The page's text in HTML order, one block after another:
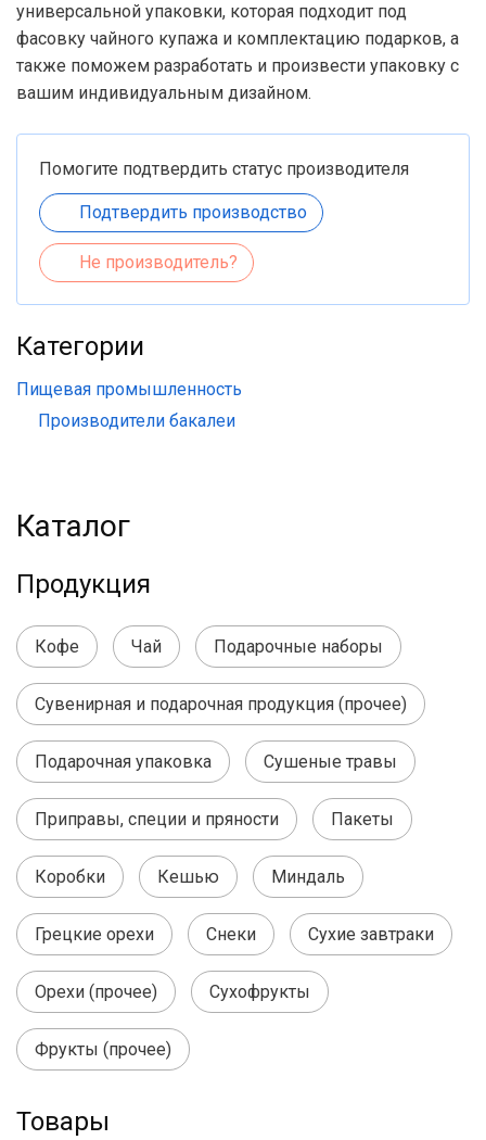
универсальной упаковки, которая подходит под
фасовку чайного купажа и комплектацию подарков, а
также поможем разработать и произвести упаковку с
вашим индивидуальным дизайном.
Помогите подтвердить статус производителя
Подтвердить производство
Не производитель?
Категории
Пищевая промышленность
Производители бакалеи
Каталог
Продукция
Кофе Чай Подарочные наборы
Сувенирная и подарочная продукция (прочее)
Подарочная упаковка Сушеные травы
Приправы, специи и пряности Пакеты
Коробки Кешью Миндаль
Грецкие орехи Снеки Сухие завтраки
Орехи (прочее) Сухофрукты
Фрукты (прочее)
Товары